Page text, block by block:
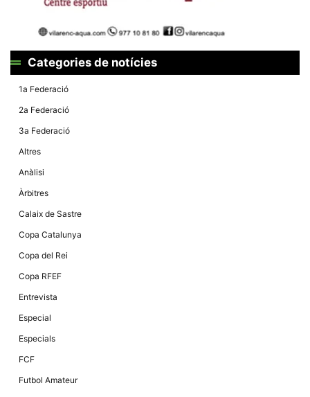
Categories de notícies
1a Federació
2a Federació
3a Federació
Altres
Anàlisi
Àrbitres
Calaix de Sastre
Copa Catalunya
Copa del Rei
Copa RFEF
Entrevista
Especial
Especials
FCF
Futbol Amateur
Experiència
d'usuari